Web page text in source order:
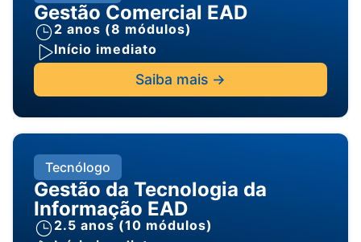
Gestão Comercial EAD
2 anos (8 módulos)
Início imediato
Saiba mais ->
Tecnólogo
Gestão da Tecnologia da
Informação EAD
2.5 anos (10 módulos)